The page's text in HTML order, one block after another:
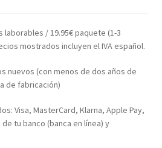
laborables / 19.95€ paquete (1-3
mostrados incluyen el IVA español.
nuevos (con menos de dos años de
de fabricación)
Visa, MasterCard, Klarna, Apple Pay,
tu banco (banca en línea) y